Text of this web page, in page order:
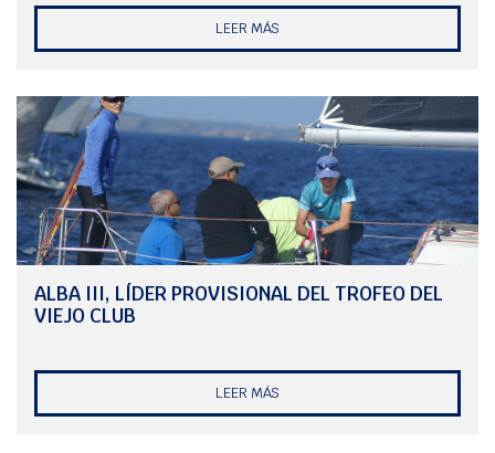
LEER MÁS
ALBA III, LÍDER PROVISIONAL DEL TROFEO DEL
VIEJO CLUB
LEER MÁS